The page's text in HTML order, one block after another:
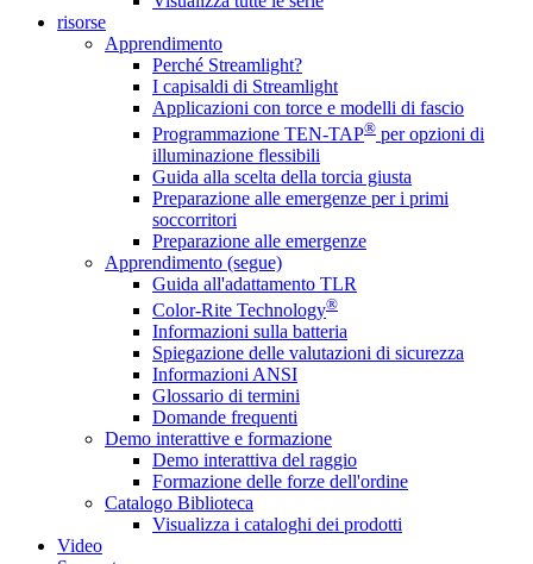
risorse
Apprendimento
Perché Streamlight?
I capisaldi di Streamlight
Applicazioni con torce e modelli di fascio
Programmazione TEN-TAP® per opzioni di
illuminazione flessibili
Guida alla scelta della torcia giusta
Preparazione alle emergenze per i primi
soccorritori
Preparazione alle emergenze
Apprendimento (segue)
Guida all'adattamento TLR
Color-Rite Technology®
Informazioni sulla batteria
Spiegazione delle valutazioni di sicurezza
Informazioni ANSI
Glossario di termini
Domande frequenti
Demo interattive e formazione
Demo interattiva del raggio
Formazione delle forze dell'ordine
Catalogo Biblioteca
Visualizza i cataloghi dei prodotti
Video